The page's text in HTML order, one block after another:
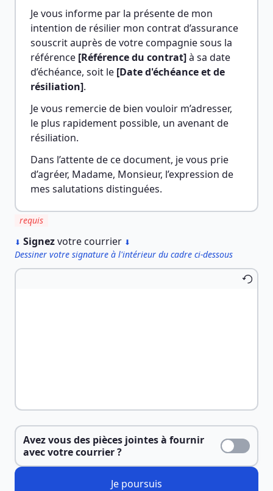
Je vous informe par la présente de mon
intention de résilier mon contrat d’assurance
souscrit auprès de votre compagnie sous la
référence [Référence du contrat] à sa date
d’échéance, soit le [Date d'échéance et de
résiliation].
Je vous remercie de bien vouloir m’adresser,
le plus rapidement possible, un avenant de
résiliation.
Dans l’attente de ce document, je vous prie
d’agréer, Madame, Monsieur, l’expression de
mes salutations distinguées.
requis
⬇ Signezvotre courrier ⬇
Dessiner votre signature à l'intérieur du cadre ci-dessous
Avez vous des pièces jointes à fournir
avec votre courrier ?
Je poursuis